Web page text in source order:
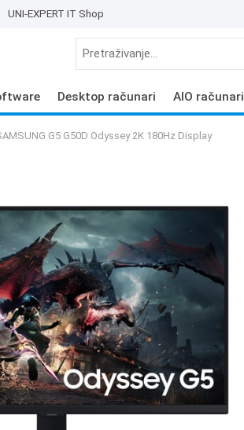
UNI-EXPERT IT Shop
Desktop računari AIO računari
G5 G50D Odyssey 2K 180Hz Display